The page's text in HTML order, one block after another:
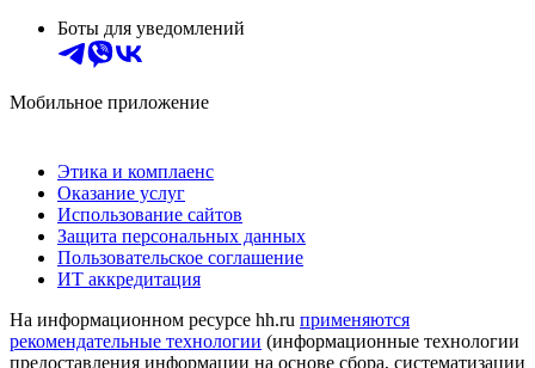
Боты для уведомлений
Мобильное приложение
Этика и комплаенс
Оказание услуг
Использование сайтов
Защита персональных данных
Пользовательское соглашение
ИТ аккредитация
На информационном ресурсе hh.ru применяются
рекомендательные технологии (информационные технологии
предоставления информации на основе сбора, систематизации